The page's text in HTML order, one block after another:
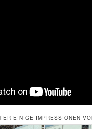
EINIGE IMPRESSIONEN